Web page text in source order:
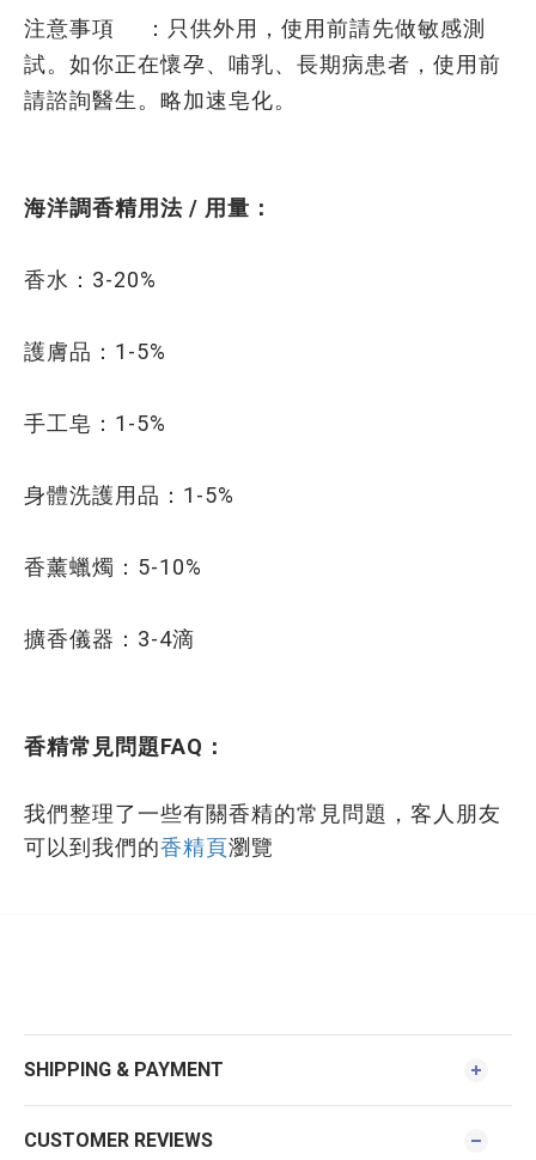
注意事項 ：只供外用，使用前請先做敏感測
試。如你正在懷孕、哺乳、長期病患者，使用前
請諮詢醫生。略加速皂化。
海洋調香精用法 / 用量：
香水：3-20%
護膚品：1-5%
手工皂：1-5%
身體洗護用品：1-5%
香薰蠟燭：5-10%
擴香儀器：3-4滴
香精常見問題FAQ：
我們整理了一些有關香精的常見問題，客人朋友
可以到我們的香精頁瀏覽
SHIPPING & PAYMENT
CUSTOMER REVIEWS